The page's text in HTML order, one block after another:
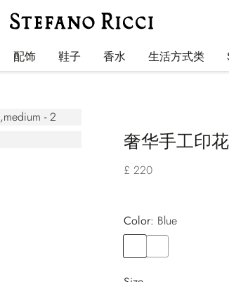
配饰 鞋子 香水 生活方式类
奢华手工印
£ 220
Color:
blue